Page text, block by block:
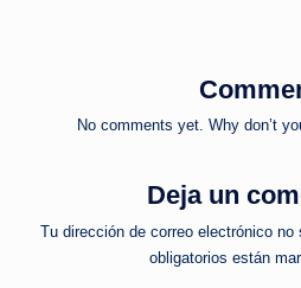
No comments yet. Why don’t
Deja un
Tu dirección de correo electrónico no
obligatorios están